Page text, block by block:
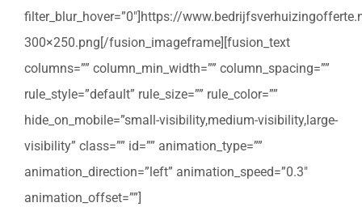
filter_blur_hover=”0″]https://
300×250.png[/fusion_imageframe][fusion_text
columns=”” column_min_width=”” column_spacing=””
rule_style=”default” rule_size=”” rule_color=””
hide_on_mobile=”small-visibility,medium-visibility,large-
visibility” class=”” id=”” animation_type=””
animation_direction=”left” animation_speed=”0.3″
animation_offset=””]